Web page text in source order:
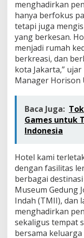
menghadirkan
hanya berfokus
tetapi juga
yang berkesan.
menjadi rumah
berkreasi, dan
kota Jakarta,”
Manager Horison
Baca Juga:
Games untuk
Indonesia
Hotel kami
dengan fasilitas
berbagai
Museum Gedung
Indah (TMII), dan
menghadirkan
sekaligus tempat
bersama